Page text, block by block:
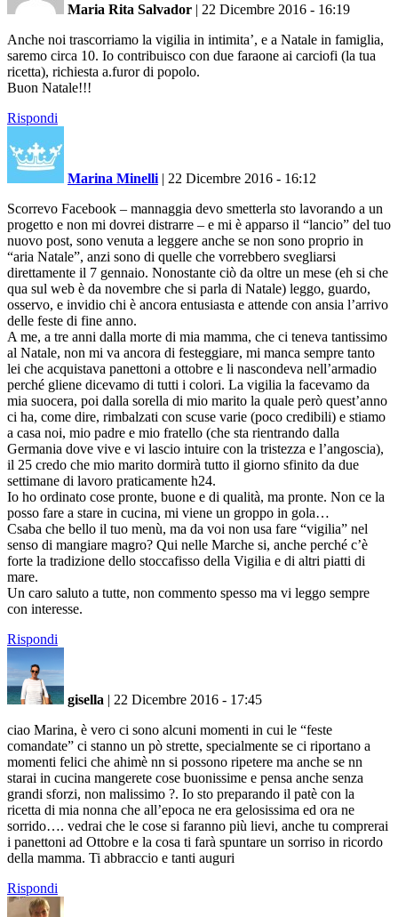
Maria Rita Salvador | 22 Dicembre 2016 - 16:19
Anche noi trascorriamo la vigilia in intimita’, e a Natale in famiglia,
saremo circa 10. Io contribuisco con due faraone ai carciofi (la tua
ricetta), richiesta a.furor di popolo.
Buon Natale!!!
Rispondi
Marina Minelli | 22 Dicembre 2016 - 16:12
Scorrevo Facebook – mannaggia devo smetterla sto lavorando a un
progetto e non mi dovrei distrarre – e mi è apparso il “lancio” del tuo
nuovo post, sono venuta a leggere anche se non sono proprio in
“aria Natale”, anzi sono di quelle che vorrebbero svegliarsi
direttamente il 7 gennaio. Nonostante ciò da oltre un mese (eh si che
qua sul web è da novembre che si parla di Natale) leggo, guardo,
osservo, e invidio chi è ancora entusiasta e attende con ansia l’arrivo
delle feste di fine anno.
A me, a tre anni dalla morte di mia mamma, che ci teneva tantissimo
al Natale, non mi va ancora di festeggiare, mi manca sempre tanto
lei che acquistava panettoni a ottobre e li nascondeva nell’armadio
perché gliene dicevamo di tutti i colori. La vigilia la facevamo da
mia suocera, poi dalla sorella di mio marito la quale però quest’anno
ci ha, come dire, rimbalzati con scuse varie (poco credibili) e stiamo
a casa noi, mio padre e mio fratello (che sta rientrando dalla
Germania dove vive e vi lascio intuire con la tristezza e l’angoscia),
il 25 credo che mio marito dormirà tutto il giorno sfinito da due
settimane di lavoro praticamente h24.
Io ho ordinato cose pronte, buone e di qualità, ma pronte. Non ce la
posso fare a stare in cucina, mi viene un groppo in gola…
Csaba che bello il tuo menù, ma da voi non usa fare “vigilia” nel
senso di mangiare magro? Qui nelle Marche si, anche perché c’è
forte la tradizione dello stoccafisso della Vigilia e di altri piatti di
mare.
Un caro saluto a tutte, non commento spesso ma vi leggo sempre
con interesse.
Rispondi
gisella | 22 Dicembre 2016 - 17:45
ciao Marina, è vero ci sono alcuni momenti in cui le “feste
comandate” ci stanno un pò strette, specialmente se ci riportano a
momenti felici che ahimè nn si possono ripetere ma anche se nn
starai in cucina mangerete cose buonissime e pensa anche senza
grandi sforzi, non malissimo ?. Io sto preparando il patè con la
ricetta di mia nonna che all’epoca ne era gelosissima ed ora ne
sorrido…. vedrai che le cose si faranno più lievi, anche tu comprerai
i panettoni ad Ottobre e la cosa ti farà spuntare un sorriso in ricordo
della mamma. Ti abbraccio e tanti auguri
Rispondi